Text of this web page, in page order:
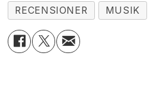
RECENSIONER
MUSIK